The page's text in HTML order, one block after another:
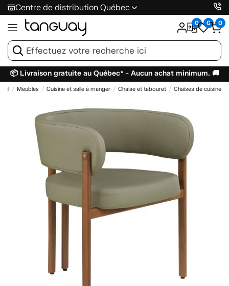
Centre de distribution Québec
0 0 0
📦 Livraison gratuite au Québec* - Aucun achat minimum. 🚚
Meubles Cuisine et salle à manger Chaise et tabouret Chaises de cuisine